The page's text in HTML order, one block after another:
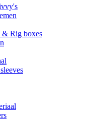
& Rig boxes